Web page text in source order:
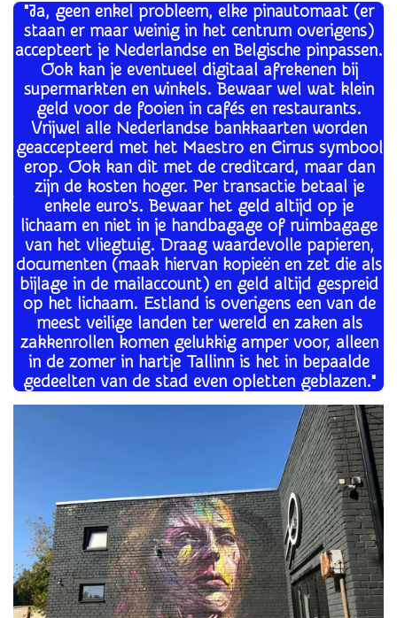
"Ja, geen enkel probleem, elke pinautomaat (er
staan er maar weinig in het centrum overigens)
accepteert je Nederlandse en Belgische pinpassen.
Ook kan je eventueel digitaal afrekenen bij
supermarkten en winkels. Bewaar wel wat klein
geld voor de fooien in cafés en restaurants.
Vrijwel alle Nederlandse bankkaarten worden
geaccepteerd met het Maestro en Cirrus symbool
erop. Ook kan dit met de creditcard, maar dan
zijn de kosten hoger. Per transactie betaal je
enkele euro's. Bewaar het geld altijd op je
lichaam en niet in je handbagage of ruimbagage
van het vliegtuig. Draag waardevolle papieren,
documenten (maak hiervan kopieën en zet die als
bijlage in de mailaccount) en geld altijd gespreid
op het lichaam. Estland is overigens een van de
meest veilige landen ter wereld en zaken als
zakkenrollen komen gelukkig amper voor, alleen
in de zomer in hartje Tallinn is het in bepaalde
gedeelten van de stad even opletten geblazen."